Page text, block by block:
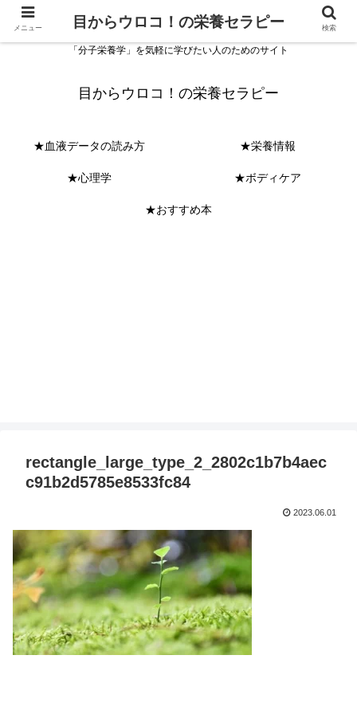
「分子栄養学」を気軽に学びたい人のためのサイト
目からウロコ！の栄養セラピー
★血液データの読み方 ★栄養情報
★心理学 ★ボディケア
★おすすめ本
rectangle_large_type_2_2802c1b7b4aec
c91b2d5785e8533fc84
2023.06.01
メニュー 目からウロコ！の栄養セラピー 検索